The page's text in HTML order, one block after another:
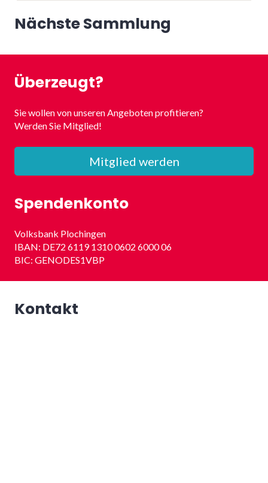
Nächste Sammlung
Überzeugt?
Sie wollen von unseren Angeboten profitieren?
Werden Sie Mitglied!
Mitglied werden
Spendenkonto
Volksbank Plochingen
IBAN: DE72 6119 1310 0602 6000 06
BIC: GENODES1VBP
Kontakt